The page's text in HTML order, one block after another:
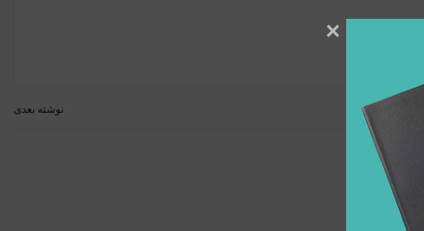
نوشته بعدی
×